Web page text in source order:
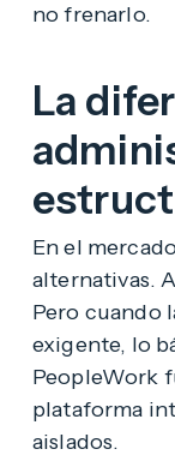
no frenarlo.
La
En el
alternativas.
Pero cuando
exigente, lo
PeopleWork
plataforma
aislados.